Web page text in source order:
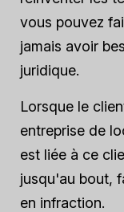
vous pouvez
jamais avoir
juridique.
Lorsque le
entreprise de
est liée à ce
jusqu'au bout,
en infraction.